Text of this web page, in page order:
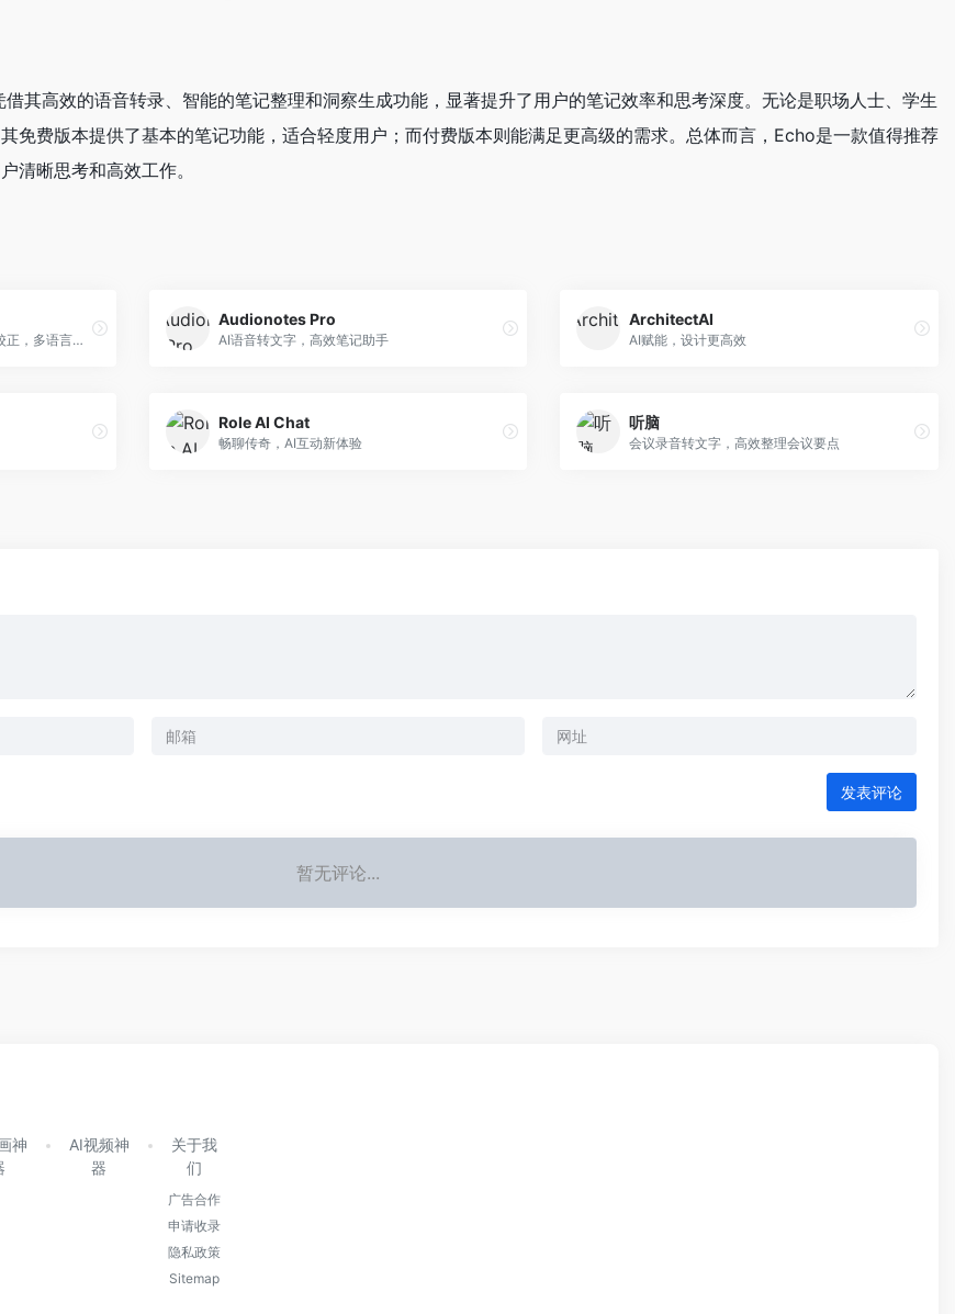
其高效的语音转录、智能的笔记整理和洞察生成功能，显著提升了用户的笔记效率和思考深度。无论是职场人士、学生
免费版本提供了基本的笔记功能，适合轻度用户；而付费版本则能满足更高级的需求。总体而言，Echo是一款值得推荐
清晰思考和高效工作。
NeuroSpell：深度学习拼写语法校正，多语言实时辅助。
Audionotes Pro
AI语音转文字，高效笔记助手
ArchitectAI
AI赋能，设计更高效
Role AI Chat
畅聊传奇，AI互动新体验
听脑
会议录音转文字，高效整理会议要点
发表评论
暂无评论...
神
AI视频神
器
关于我
们
广告合作
申请收录
隐私政策
Sitemap